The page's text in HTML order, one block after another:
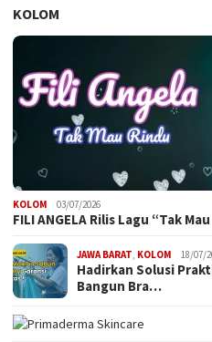
KOLOM
KOLOM 03/07/2026
FILI ANGELA Rilis Lagu “Tak
JAWA BARAT KOLOM 18/07/
Hadirkan Solusi
Bangun Bra…